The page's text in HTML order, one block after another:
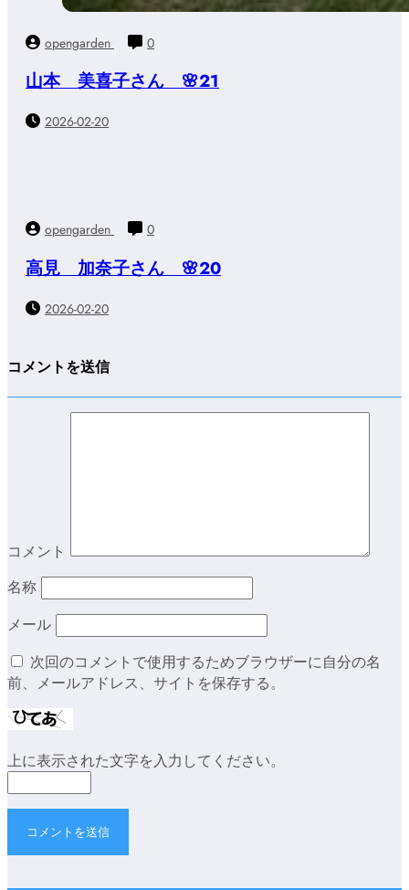
opengarden 0
山本 美喜子さん 🌸21
2026-02-20
opengarden 0
高見 加奈子さん 🌸20
2026-02-20
コメントを送信
コメント
名称
メール
次回のコメントで使用するためブラウザーに自分の名
前、メールアドレス、サイトを保存する。
上に表示された文字を入力してください。